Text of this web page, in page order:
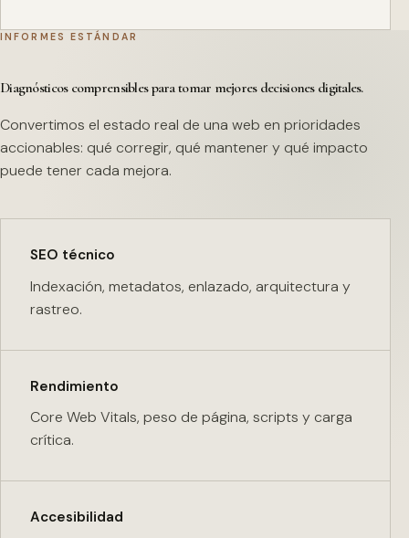
INFORMES ESTÁNDAR
Diagnósticos comprensibles para tomar mejores decisiones digitales.
Convertimos el estado real de una web en prioridades
accionables: qué corregir, qué mantener y qué impacto
puede tener cada mejora.
SEO técnico
Indexación, metadatos, enlazado, arquitectura y
rastreo.
Rendimiento
Core Web Vitals, peso de página, scripts y carga
crítica.
Accesibilidad